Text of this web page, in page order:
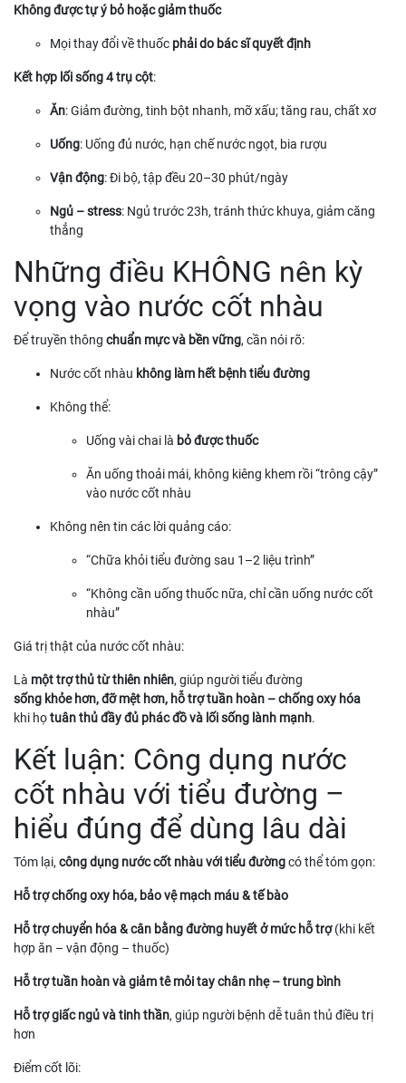
Không được tự ý bỏ hoặc giảm thuốc
Mọi thay đổi về thuốc phải do bác sĩ quyết định
Kết hợp lối sống 4 trụ cột:
Ăn: Giảm đường, tinh bột nhanh, mỡ xấu; tăng rau, chất xơ
Uống: Uống đủ nước, hạn chế nước ngọt, bia rượu
Vận động: Đi bộ, tập đều 20–30 phút/ngày
Ngủ – stress: Ngủ trước 23h, tránh thức khuya, giảm căng
thẳng
Những điều KHÔNG nên kỳ
vọng vào nước cốt nhàu
Để truyền thông chuẩn mực và bền vững, cần nói rõ:
Nước cốt nhàu không làm hết bệnh tiểu đường
Không thể:
Uống vài chai là bỏ được thuốc
Ăn uống thoải mái, không kiêng khem rồi “trông cậy”
vào nước cốt nhàu
Không nên tin các lời quảng cáo:
“Chữa khỏi tiểu đường sau 1–2 liệu trình”
“Không cần uống thuốc nữa, chỉ cần uống nước cốt
nhàu”
Giá trị thật của nước cốt nhàu:
Là một trợ thủ từ thiên nhiên, giúp người tiểu đường
sống khỏe hơn, đỡ mệt hơn, hỗ trợ tuần hoàn – chống oxy hóa
khi họtuân thủ đầy đủ phác đồ và lối sống lành mạnh.
Kết luận: Công dụng nước
cốt nhàu với tiểu đường –
hiểu đúng để dùng lâu dài
Tóm lại, công dụng nước cốt nhàu với tiểu đườngcó thể tóm gọn:
Hỗ trợ chống oxy hóa, bảo vệ mạch máu & tế bào
Hỗ trợ chuyển hóa & cân bằng đường huyết ở mức hỗ trợ(khi kết
hợp ăn – vận động – thuốc)
Hỗ trợ tuần hoàn và giảm tê mỏi tay chân nhẹ – trung bình
Hỗ trợ giấc ngủ và tinh thần, giúp người bệnh dễ tuân thủ điều trị
hơn
Điểm cốt lõi: